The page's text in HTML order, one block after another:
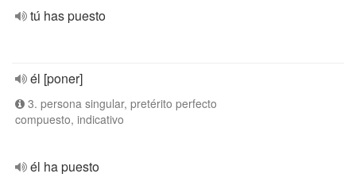
tú has puesto
él [poner]
3. persona singular, pretérito perfecto
compuesto, indicativo
él ha puesto